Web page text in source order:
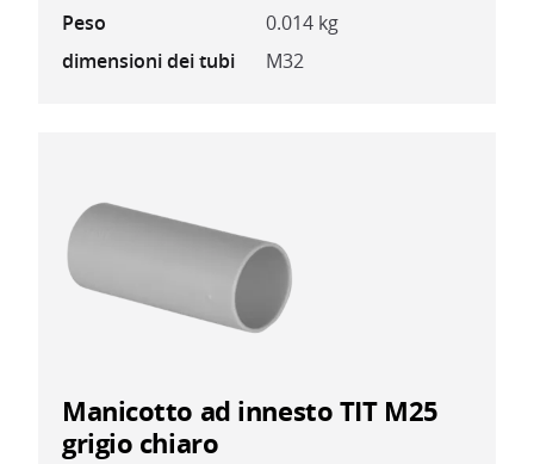
Peso
0.014 kg
dimensioni dei tubi
M32
Manicotto ad innesto TIT M25
grigio chiaro